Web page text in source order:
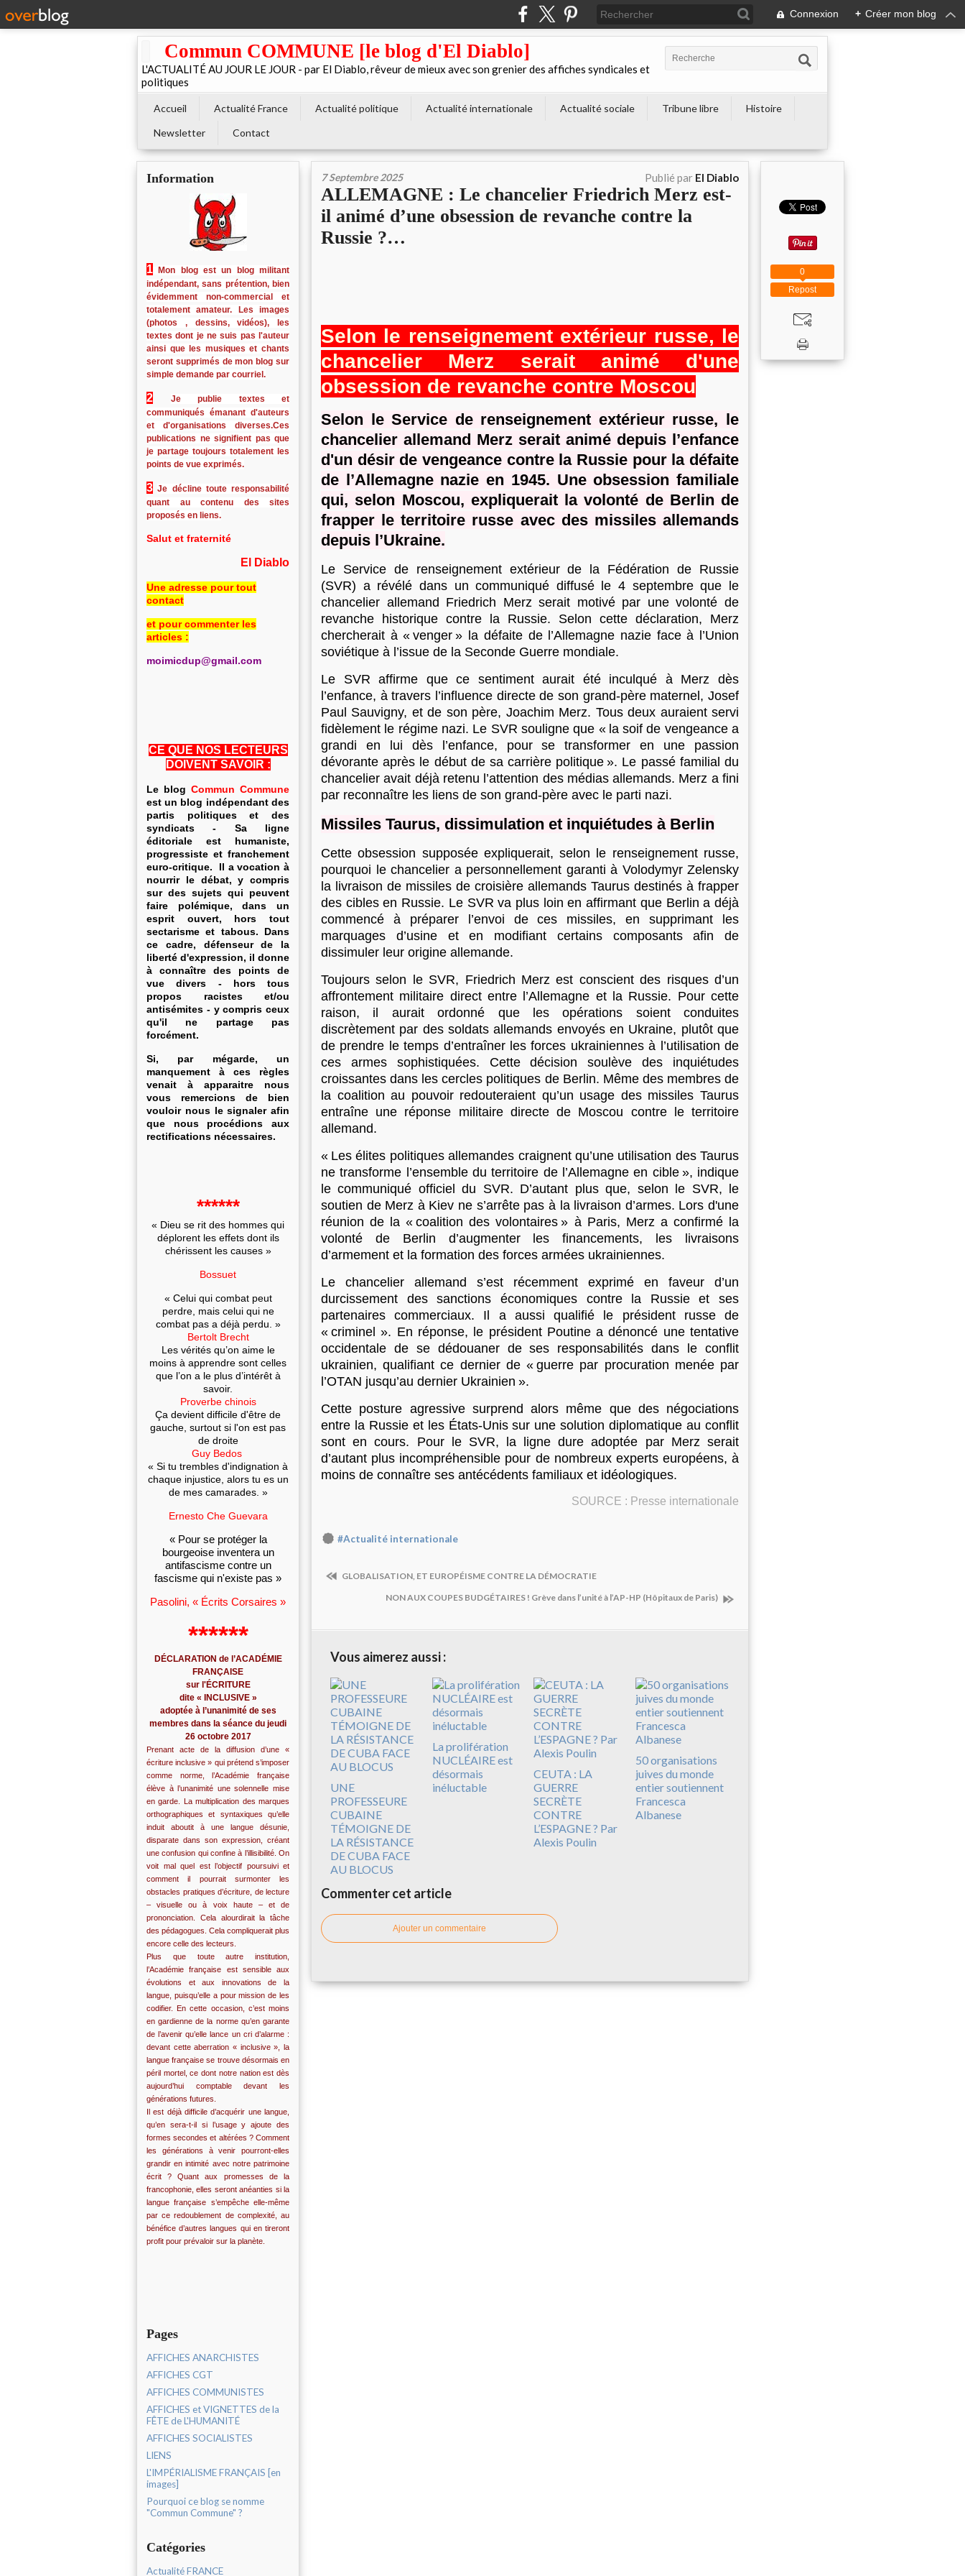
Connexion + Créer mon blog
Commun COMMUNE [le blog d'El Diablo]
L'ACTUALITÉ AU JOUR LE JOUR - par El Diablo, rêveur de mieux avec son grenier des affiches syndicales et
politiques
Accueil Actualité France Actualité politique Actualité internationale Actualité sociale Tribune libre
Histoire
Newsletter
Contact
Information
1
Mon blog est un blog militant
indépendant, sans prétention, bien
évidemment non-commercial et
totalement amateur. Les images
(photos , dessins, vidéos), les
textes dont je ne suis pas l'auteur
ainsi que les musiques et chants
seront supprimés de mon blog sur
simple demande par courriel.
2
Je publie textes et
communiqués émanant d'auteurs
et d'organisations diverses.Ces
publications ne signifient pas que
je partage toujours totalement les
points de vue exprimés.
3 Je décline toute responsabilité
quant au contenu des sites
proposés en liens.
Salut et fraternité
El Diablo
Une adresse pour tout
contact
et pour commenter les
articles :
moimicdup@gmail.com
CE QUE NOS LECTEURS
DOIVENT SAVOIR :
Le blog Commun Commune
est un blog indépendant des
partis politiques et des
syndicats - Sa ligne
éditoriale est humaniste,
progressiste et franchement
euro-critique. Il a vocation à
nourrir le débat, y compris
sur des sujets qui peuvent
faire polémique, dans un
esprit ouvert, hors tout
sectarisme et tabous. Dans
ce cadre, défenseur de la
liberté d'expression, il donne
à connaître des points de
vue divers - hors tous
propos racistes et/ou
antisémites - y compris ceux
qu'il ne partage pas
forcément.
Si, par mégarde, un
manquement à ces règles
venait à apparaitre nous
vous remercions de bien
vouloir nous le signaler afin
que nous procédions aux
rectifications nécessaires.
******
« Dieu se rit des hommes qui
déplorent les effets dont ils
chérissent les causes »
Bossuet
« Celui qui combat peut
perdre, mais celui qui ne
combat pas a déjà perdu. »
Bertolt Brecht
Les vérités qu’on aime le
moins à apprendre sont celles
que l’on a le plus d’intérêt à
savoir.
Proverbe chinois
Ça devient difficile d'être de
gauche, surtout si l'on est pas
de droite
Guy Bedos
« Si tu trembles d'indignation à
chaque injustice, alors tu es un
de mes camarades. »
Ernesto Che Guevara
« Pour se protéger la
bourgeoise inventera un
antifascisme contre un
fascisme qui n'existe pas »
Pasolini, « Écrits Corsaires »
******
DÉCLARATION de l’ACADÉMIE
FRANÇAISE
sur l'ÉCRITURE
dite « INCLUSIVE »
adoptée à l’unanimité de ses
membres dans la séance du jeudi
26 octobre 2017
Prenant acte de la diffusion d’une «
écriture inclusive » qui prétend s’imposer
comme norme, l’Académie française
élève à l’unanimité une solennelle mise
en garde. La multiplication des marques
orthographiques et syntaxiques qu’elle
induit aboutit à une langue désunie,
disparate dans son expression, créant
une confusion qui confine à l’illisibilité. On
voit mal quel est l’objectif poursuivi et
comment il pourrait surmonter les
obstacles pratiques d’écriture, de lecture
– visuelle ou à voix haute – et de
prononciation. Cela alourdirait la tâche
des pédagogues. Cela compliquerait plus
encore celle des lecteurs.
Plus que toute autre institution,
l’Académie française est sensible aux
évolutions et aux innovations de la
langue, puisqu’elle a pour mission de les
codifier. En cette occasion, c’est moins
en gardienne de la norme qu’en garante
de l’avenir qu’elle lance un cri d’alarme :
devant cette aberration « inclusive », la
langue française se trouve désormais en
péril mortel, ce dont notre nation est dès
aujourd’hui comptable devant les
générations futures.
Il est déjà difficile d’acquérir une langue,
qu’en sera-t-il si l’usage y ajoute des
formes secondes et altérées ? Comment
les générations à venir pourront-elles
grandir en intimité avec notre patrimoine
écrit ? Quant aux promesses de la
francophonie, elles seront anéanties si la
langue française s’empêche elle-même
par ce redoublement de complexité, au
bénéfice d’autres langues qui en tireront
profit pour prévaloir sur la planète.
Pages
AFFICHES ANARCHISTES
AFFICHES CGT
AFFICHES COMMUNISTES
AFFICHES et VIGNETTES de la
FÊTE de L'HUMANITÉ
AFFICHES SOCIALISTES
LIENS
L'IMPÉRIALISME FRANÇAIS [en
images]
Pourquoi ce blog se nomme
"Commun Commune" ?
Catégories
Actualité FRANCE
7 Septembre 2025 Publié par El Diablo
ALLEMAGNE : Le chancelier Friedrich Merz est-
il animé d’une obsession de revanche contre la
Russie ?…
Selon le renseignement extérieur russe, le
chancelier Merz serait animé d'une
obsession de revanche contre Moscou
Selon le Service de renseignement extérieur russe, le
chancelier allemand Merz serait animé depuis l’enfance
d'un désir de vengeance contre la Russie pour la défaite
de l’Allemagne nazie en 1945. Une obsession familiale
qui, selon Moscou, expliquerait la volonté de Berlin de
frapper le territoire russe avec des missiles allemands
depuis l’Ukraine.
Le Service de renseignement extérieur de la Fédération de Russie
(SVR) a révélé dans un communiqué diffusé le 4 septembre que le
chancelier allemand Friedrich Merz serait motivé par une volonté de
revanche historique contre la Russie. Selon cette déclaration, Merz
chercherait à « venger » la défaite de l’Allemagne nazie face à l’Union
soviétique à l’issue de la Seconde Guerre mondiale.
Le SVR affirme que ce sentiment aurait été inculqué à Merz dès
l’enfance, à travers l’influence directe de son grand-père maternel, Josef
Paul Sauvigny, et de son père, Joachim Merz. Tous deux auraient servi
fidèlement le régime nazi. Le SVR souligne que « la soif de vengeance a
grandi en lui dès l’enfance, pour se transformer en une passion
dévorante après le début de sa carrière politique ». Le passé familial du
chancelier avait déjà retenu l’attention des médias allemands. Merz a fini
par reconnaître les liens de son grand-père avec le parti nazi.
Missiles Taurus, dissimulation et inquiétudes à Berlin
Cette obsession supposée expliquerait, selon le renseignement russe,
pourquoi le chancelier a personnellement garanti à Volodymyr Zelensky
la livraison de missiles de croisière allemands Taurus destinés à frapper
des cibles en Russie. Le SVR va plus loin en affirmant que Berlin a déjà
commencé à préparer l’envoi de ces missiles, en supprimant les
marquages d’usine et en modifiant certains composants afin de
dissimuler leur origine allemande.
Toujours selon le SVR, Friedrich Merz est conscient des risques d’un
affrontement militaire direct entre l’Allemagne et la Russie. Pour cette
raison, il aurait ordonné que les opérations soient conduites
discrètement par des soldats allemands envoyés en Ukraine, plutôt que
de prendre le temps d’entraîner les forces ukrainiennes à l’utilisation de
ces armes sophistiquées. Cette décision soulève des inquiétudes
croissantes dans les cercles politiques de Berlin. Même des membres de
la coalition au pouvoir redouteraient qu’un usage des missiles Taurus
entraîne une réponse militaire directe de Moscou contre le territoire
allemand.
« Les élites politiques allemandes craignent qu’une utilisation des Taurus
ne transforme l’ensemble du territoire de l’Allemagne en cible », indique
le communiqué officiel du SVR. D’autant plus que, selon le SVR, le
soutien de Merz à Kiev ne s’arrête pas à la livraison d’armes. Lors d'une
réunion de la « coalition des volontaires » à Paris, Merz a confirmé la
volonté de Berlin d’augmenter les financements, les livraisons
d’armement et la formation des forces armées ukrainiennes.
Le chancelier allemand s’est récemment exprimé en faveur d’un
durcissement des sanctions économiques contre la Russie et ses
partenaires commerciaux. Il a aussi qualifié le président russe de
« criminel ». En réponse, le président Poutine a dénoncé une tentative
occidentale de se dédouaner de ses responsabilités dans le conflit
ukrainien, qualifiant ce dernier de « guerre par procuration menée par
l’OTAN jusqu’au dernier Ukrainien ».
Cette posture agressive surprend alors même que des négociations
entre la Russie et les États-Unis sur une solution diplomatique au conflit
sont en cours. Pour le SVR, la ligne dure adoptée par Merz serait
d’autant plus incompréhensible pour de nombreux experts européens, à
moins de connaître ses antécédents familiaux et idéologiques.
SOURCE : Presse internationale
#Actualité internationale
GLOBALISATION, ET EUROPÉISME CONTRE LA DÉMOCRATIE
NON AUX COUPES BUDGÉTAIRES ! Grève dans l’unité à l’AP-HP (Hôpitaux de Paris)
Vous aimerez aussi :
UNE
PROFESSEURE
CUBAINE
TÉMOIGNE DE
LA RÉSISTANCE
DE CUBA FACE
AU BLOCUS
La prolifération
NUCLÉAIRE est
désormais
inéluctable
CEUTA : LA
GUERRE
SECRÈTE
CONTRE
L’ESPAGNE ? Par
Alexis Poulin
50 organisations
juives du monde
entier soutiennent
Francesca
Albanese
Commenter cet article
Ajouter un commentaire
Repost
0